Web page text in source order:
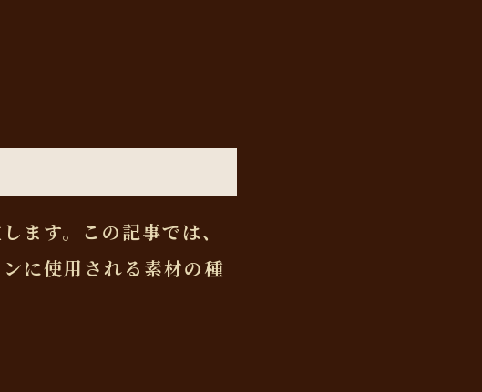
ます。この記事では、
に使用される素材の種